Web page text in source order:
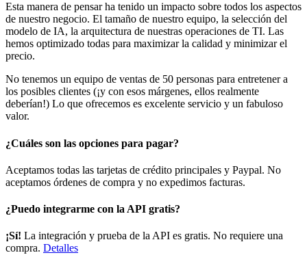
Esta manera de pensar ha tenido un impacto sobre todos los aspectos
de nuestro negocio. El tamaño de nuestro equipo, la selección del
modelo de IA, la arquitectura de nuestras operaciones de TI. Las
hemos optimizado todas para maximizar la calidad y minimizar el
precio.
No tenemos un equipo de ventas de 50 personas para entretener a
los posibles clientes (¡y con esos márgenes, ellos realmente
deberían!) Lo que ofrecemos es excelente servicio y un fabuloso
valor.
¿Cuáles son las opciones para pagar?
Aceptamos todas las tarjetas de crédito principales y Paypal. No
aceptamos órdenes de compra y no expedimos facturas.
¿Puedo integrarme con la API gratis?
¡Sí! La integración y prueba de la API es gratis. No requiere una
compra. Detalles